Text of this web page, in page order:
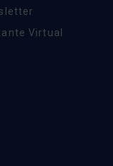
Virtual